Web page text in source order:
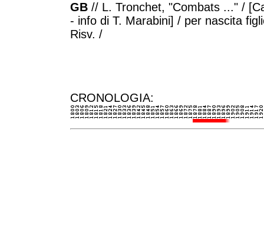
GB // L. Tronchet, "Combats ..." /
- info di T. Marabini] / per nascita
Risv. /
CRONOLOGIA: